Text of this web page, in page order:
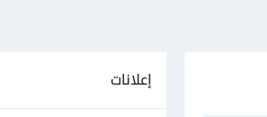
إعلانات